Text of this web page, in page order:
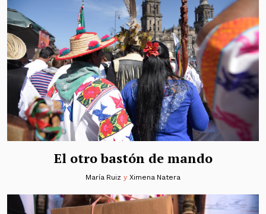
El otro bastón de mando
María Ruiz y Ximena Natera